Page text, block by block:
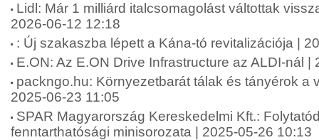
Lidl: Már 1 milliárd italcsomagolást váltottak
2026-06-12 12:18
: Új szakaszba lépett a Kána-tó revitalizációja |
E.ON: Az E.ON Drive Infrastructure az ALDI-nál |
packngo.hu: Környezetbarát tálak és tányérok a
2025-06-23 11:05
SPAR Magyarország Kereskedelmi Kft.:
fenntarthatósági minisorozata | 2025-05-26 10:13